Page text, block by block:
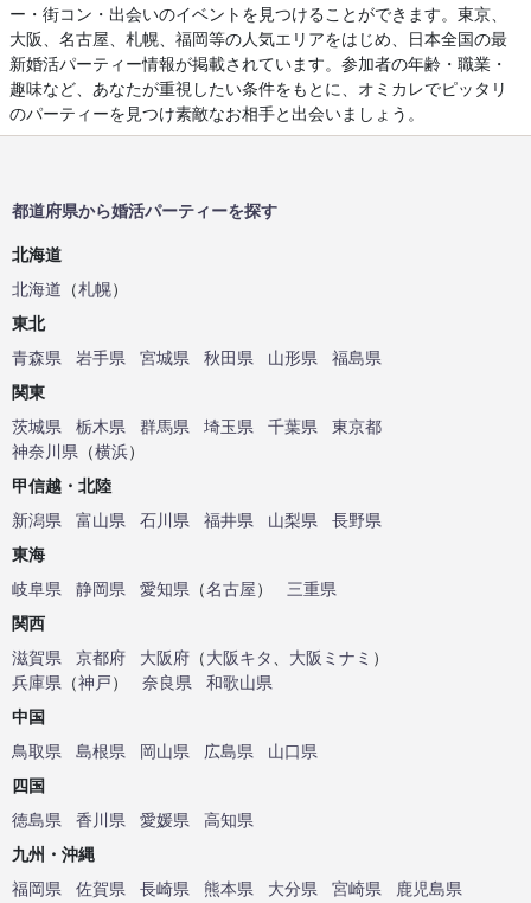
ー・街コン・出会いのイベントを見つけることができます。東京、
大阪、名古屋、札幌、福岡等の人気エリアをはじめ、日本全国の最
新婚活パーティー情報が掲載されています。参加者の年齢・職業・
趣味など、あなたが重視したい条件をもとに、オミカレでピッタリ
のパーティーを見つけ素敵なお相手と出会いましょう。
都道府県から婚活パーティーを探す
北海道
北海道 （札幌）
東北
青森県
岩手県 宮城県 秋田県 山形県
福島県
関東
茨城県
栃木県 群馬県 埼玉県 千葉県
東京都
神奈川県 （横浜）
甲信越・北陸
新潟県
富山県 石川県 福井県 山梨県
長野県
東海
岐阜県
静岡県 愛知県 （名古屋）
三重県
関西
滋賀県
京都府 大阪府 （大阪キタ 大阪ミナミ ）
兵庫県 （神戸） 奈良県
和歌山県
中国
鳥取県
島根県 岡山県 広島県
山口県
四国
徳島県
香川県 愛媛県
高知県
九州・沖縄
福岡県
佐賀県 長崎県 熊本県 大分県 宮崎県
鹿児島県